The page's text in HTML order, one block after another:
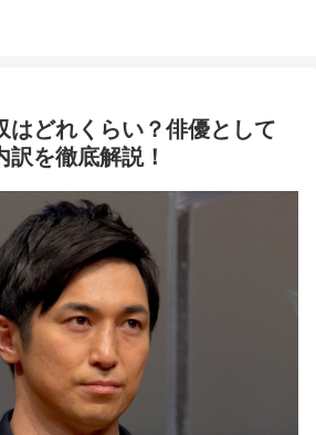
はどれくらい？俳優として
を徹底解説！